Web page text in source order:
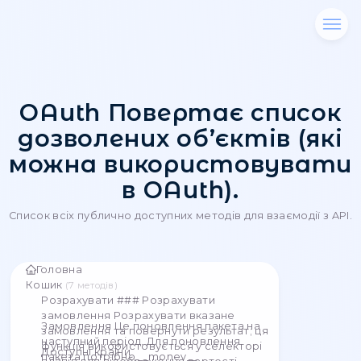
OAuth Повертає
дозволених
можна
Список всіх публично доступних методів для
Головна
Кошик (7 методів)